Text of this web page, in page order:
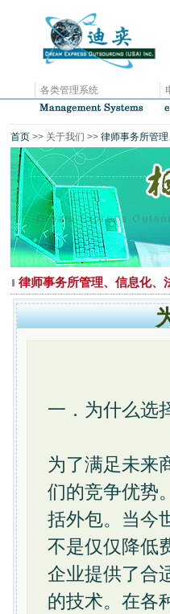
各类管理系统
首页 >> 关于我们 >> 律师事务所管
律师事务所管理、信息化、
一．为什么选
为了满足未来
们的竞争优势
括外包。当今
不是仅仅降低
企业提供了合
的技术。在各